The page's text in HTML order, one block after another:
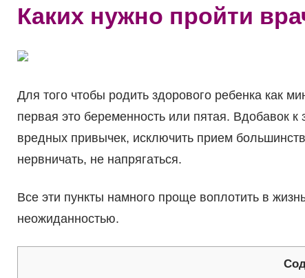
Каких нужно пройти
Для того чтобы родить здорового ребенка как
первая это беременность или пятая. Вдобавок
вредных привычек, исключить прием
нервничать, не напрягаться.
Все эти пункты намного проще воплотить в
неожиданностью.